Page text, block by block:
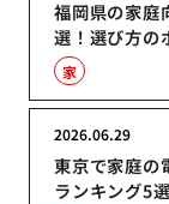
福岡県の家庭
選！選び方の
家
東京で家庭の
ランキング5
2026.06.29